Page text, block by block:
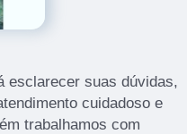
esclarecer suas dúvidas,
cuidadoso e
trabalhamos com